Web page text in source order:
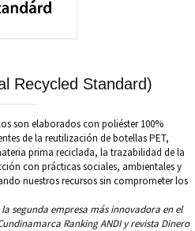
Recycled Standard)
son elaborados con poliéster 100%
de la reutilización de botellas PET,
prima reciclada, la trazabilidad de la
con prácticas sociales, ambientales y
nuestros recursos sin comprometer los
la segunda empresa más innovadora en el
Ranking ANDI y revista Dinero